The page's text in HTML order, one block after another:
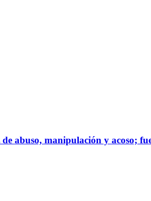
abuso, manipulación y acoso;